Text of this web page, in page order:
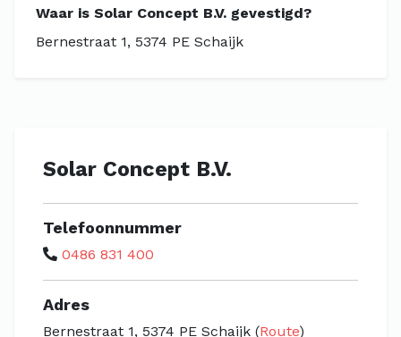
Waar is Solar Concept B.V. gevestigd?
Bernestraat 1, 5374 PE Schaijk
Solar Concept B.V.
Telefoonnummer
0486 831 400
Adres
Bernestraat 1, 5374 PE Schaijk (Route)